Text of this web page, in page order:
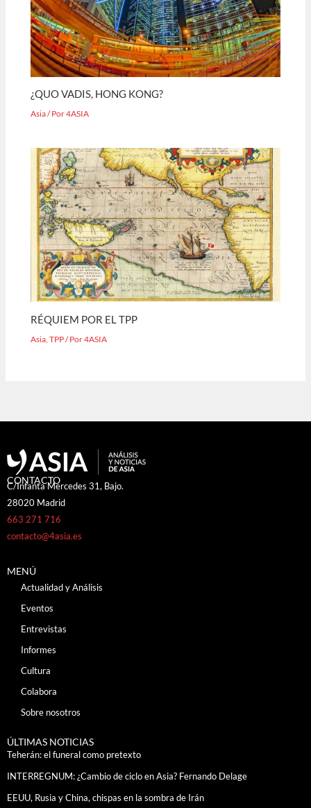
¿QUO VADIS, HONG KONG?
Asia/ Por4ASIA
RÉQUIEM POR EL TPP
Asia ,TPP/ Por4ASIA
CONTACTO
C/Infanta Mercedes 31, Bajo.
28020 Madrid
663 271 716
contacto@4asia.es
MENÚ
Actualidad y Análisis
Eventos
Entrevistas
Informes
Cultura
Colabora
Sobre nosotros
ÚLTIMAS NOTICIAS
Teherán: el funeral como pretexto
INTERREGNUM: ¿Cambio de ciclo en Asia? Fernando Delage
EEUU, Rusia y China, chispas en la sombra de Irán